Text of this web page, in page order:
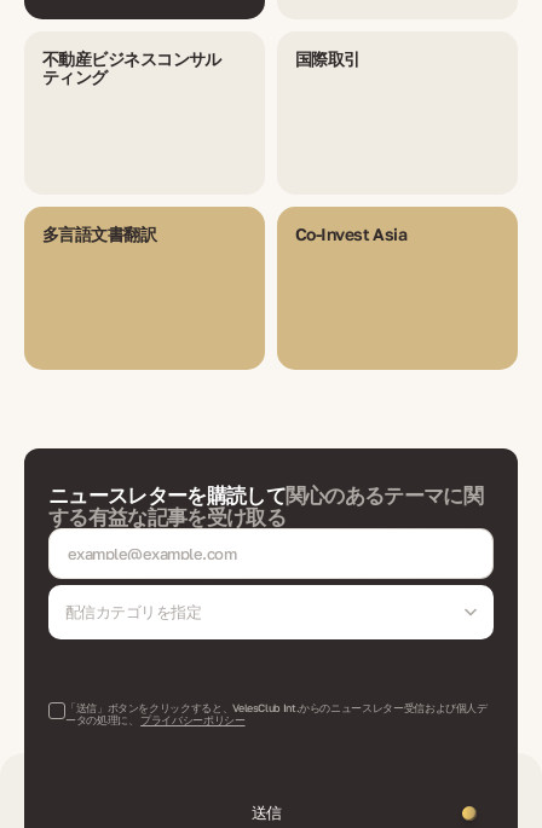
不動産ビジネスコンサル
ティング
国際取引
多言語文書翻訳 Co-Invest Asia
ニュースレターを購読して関心のあるテーマに関
する有益な記事を受け取る
配信カテゴリを指定
「送信」ボタンをクリックすると、VelesClub Int.からのニュースレター受信および個人デ
ータの処理に、
プライバシーポリシー
送信